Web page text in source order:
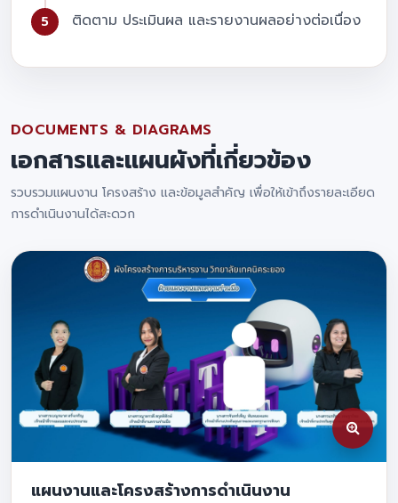
ติดตาม ประเมินผล และรายงานผลอย่างต่อเนื่อง
DOCUMENTS & DIAGRAMS
เอกสารและแผนผังที่เกี่ยวข้อง
รวบรวมแผนงาน โครงสร้าง และข้อมูลสำคัญ เพื่อให้เข้าถึงรายละเอียด
การดำเนินงานได้สะดวก
แผนงานและโครงสร้างการดำเนินงาน